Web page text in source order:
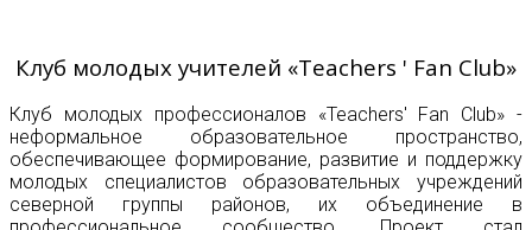
Клуб молодых учителей «Teachers ' Fan Club»
Клуб молодых профессионалов «Teachers' Fan Club» -
неформальное образовательное пространство,
обеспечивающее формирование, развитие и поддержку
молодых специалистов образовательных учреждений
северной группы районов, их объединение в